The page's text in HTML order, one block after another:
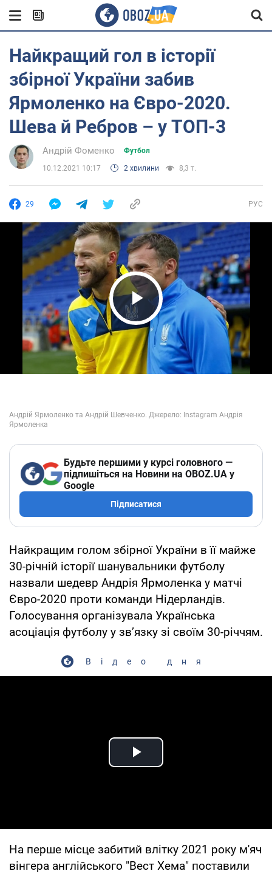
Найкращий гол в історії
збірної України забив
Ярмоленко на Євро-2020.
Шева й Ребров – у ТОП-3
Андрій Фоменко Футбол
10.12.2021 10:17 2 хвилини 8,3 т.
29 РУС
Play Video
Будьте першими у курсі головного —
підпишіться на Новини на OBOZ.UA у
Google
Підписатися
Найкращим голом збірної України в її майже
30-річній історії шанувальники футболу
назвали шедевр Андрія Ярмоленка у матчі
Євро-2020 проти команди Нідерландів.
Голосування організувала Українська
асоціація футболу у зв’язку зі своїм 30-річчям.
Відео дня
Play Video
На перше місце забитий влітку 2021 року м'яч
вінгера англійського "Вест Хема" поставили